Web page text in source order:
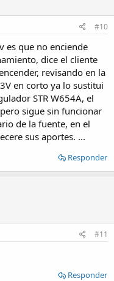
#10
es que no enciende
dice el cliente
revisando en la
en corto ya lo sustitui
STR W654A, el
sigue sin funcionar
de la fuente, en el
sus aportes. ...
Responder
#11
Responder